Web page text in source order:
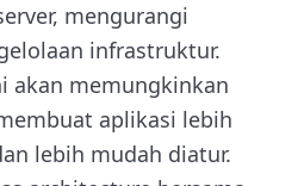
mengurangi
infrastruktur.
akan memungkinkan
aplikasi lebih
lebih mudah diatur.